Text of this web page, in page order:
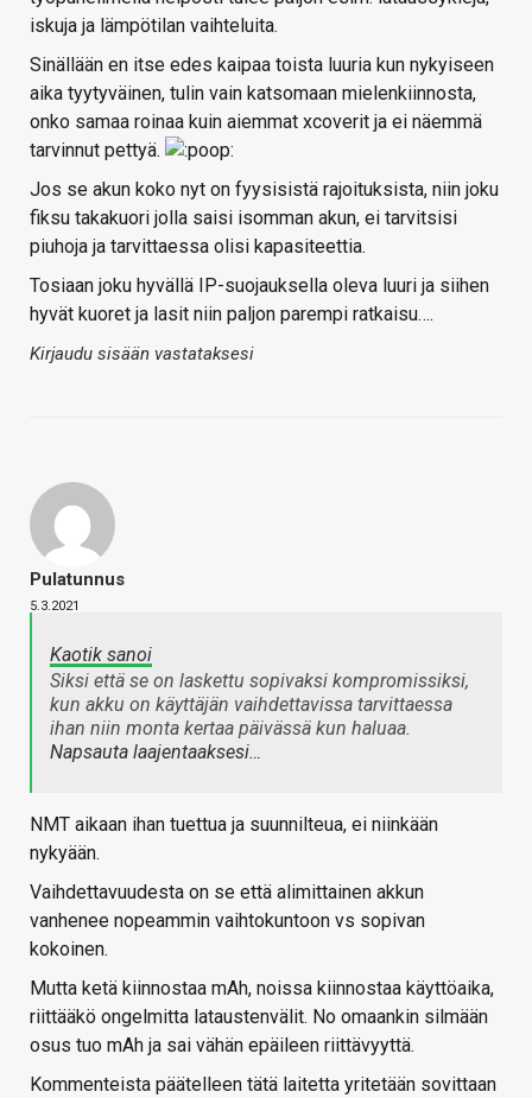
iskuja ja lämpötilan vaihteluita.
Sinällään en itse edes kaipaa toista luuria kun nykyiseen
aika tyytyväinen, tulin vain katsomaan mielenkiinnosta,
onko samaa roinaa kuin aiemmat xcoverit ja ei näemmä
tarvinnut pettyä.
Jos se akun koko nyt on fyysisistä rajoituksista, niin joku
fiksu takakuori jolla saisi isomman akun, ei tarvitsisi
piuhoja ja tarvittaessa olisi kapasiteettia.
Tosiaan joku hyvällä IP-suojauksella oleva luuri ja siihen
hyvät kuoret ja lasit niin paljon parempi ratkaisu….
Kirjaudu sisään vastataksesi
Pulatunnus
5.3.2021
Kaotik sanoi
Siksi että se on laskettu sopivaksi kompromissiksi,
kun akku on käyttäjän vaihdettavissa tarvittaessa
ihan niin monta kertaa päivässä kun haluaa.
Napsauta laajentaaksesi…
NMT aikaan ihan tuettua ja suunnilteua, ei niinkään
nykyään.
Vaihdettavuudesta on se että alimittainen akkun
vanhenee nopeammin vaihtokuntoon vs sopivan
kokoinen.
Mutta ketä kiinnostaa mAh, noissa kiinnostaa käyttöaika,
riittääkö ongelmitta lataustenvälit. No omaankin silmään
osus tuo mAh ja sai vähän epäileen riittävyyttä.
Kommenteista päätelleen tätä laitetta yritetään sovittaan